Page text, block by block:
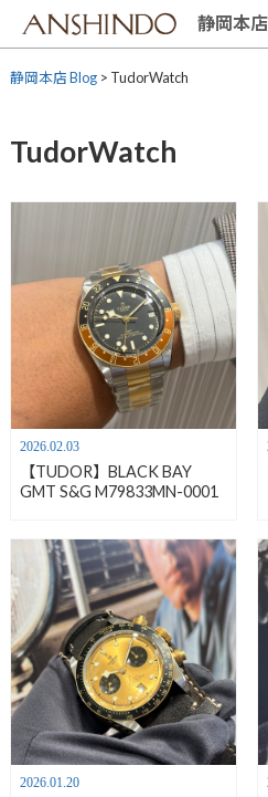
content
静岡本
静岡本店 Blog> TudorWatch
TudorWatch
2026.02.03
【TUDOR】BLACK BAY
GMT S&G M79833MN-0001
2026.01.20